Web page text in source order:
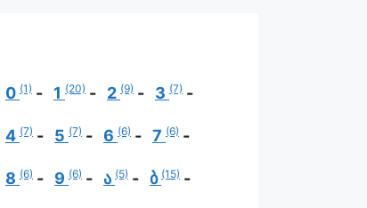
0 (1) 1 (20) 2 (9) 3 (7)
4 (7) 5 (7) 6 (6) 7 (6)
8 (6) 9 (6) ა (5) ბ (15)